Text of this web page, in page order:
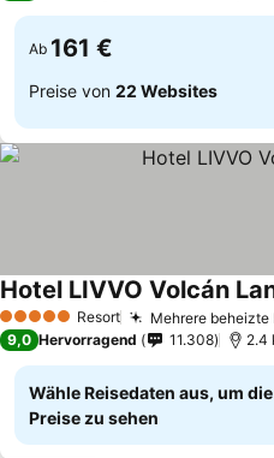
Ab 161 €
Preise von 22 Websites
5 Sterne Resort Mehrere beheizte
Hotel LIVVO Volcán
9,0 Hervorragend 11.308 2.4
Wähle Reisedaten aus, um
Preise zu sehen